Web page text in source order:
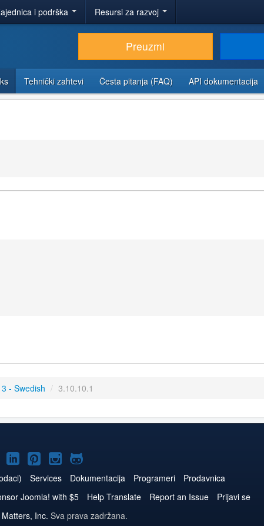
i podrška Resursi za razvoj
Preuzmi
Tehnički zahtevi Česta pitanja (FAQ) API dokumentacija
- Swedish / 3.10.10.1
Joomla!
naLinkedIn
Joomla!
na
Pinterest
Joomla!
na
Instagram
Joomla!
na
GitHub
Services Dokumentacija Programeri
Prodavnica
Joomla! with $5 Help Translate Report an Issue
Prijavi se
Inc. Sva prava zadržana.